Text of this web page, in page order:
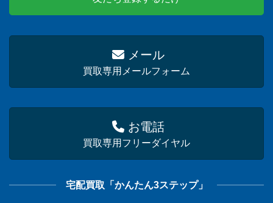
メール
買取専用メールフォーム
お電話
買取専用フリーダイヤル
宅配買取「かんたん3ステップ」